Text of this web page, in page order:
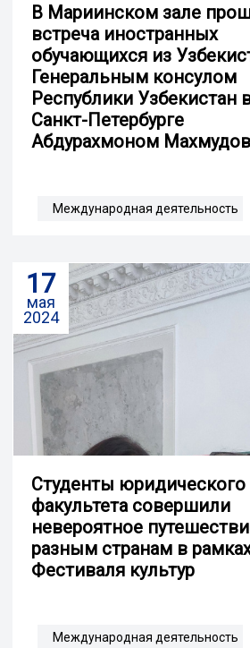
В Мариинском зале
встреча иностранных
обучающихся из
Генеральным консулом
Республики Узбекистан
Санкт-Петербурге
Абдурахмоном
Международная деятельность
17
мая
2024
Студенты юридического
факультета совершили
невероятное
разным странам в
Фестиваля культур
Международная деятельность